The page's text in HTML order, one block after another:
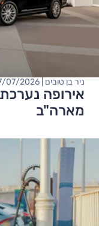
אירופה
מארה"ב
ניר בן טובים | 27/07/2026